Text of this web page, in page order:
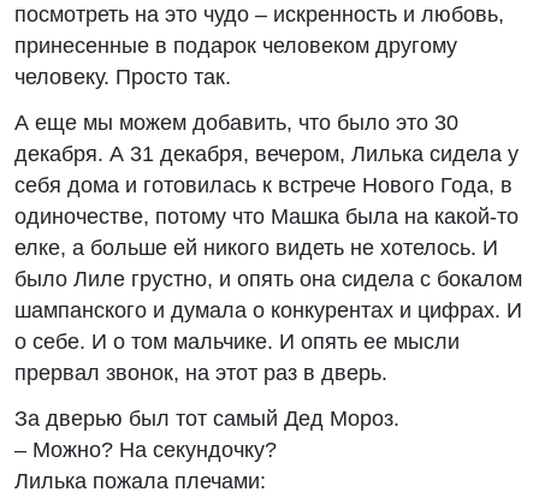
посмотреть на это чудо – искренность и любовь,
принесенные в подарок человеком другому
человеку. Просто так.
А еще мы можем добавить, что было это 30
декабря. А 31 декабря, вечером, Лилька сидела у
себя дома и готовилась к встрече Нового Года, в
одиночестве, потому что Машка была на какой-то
елке, а больше ей никого видеть не хотелось. И
было Лиле грустно, и опять она сидела с бокалом
шампанского и думала о конкурентах и цифрах. И
о себе. И о том мальчике. И опять ее мысли
прервал звонок, на этот раз в дверь.
За дверью был тот самый Дед Мороз.
– Можно? На секундочку?
Лилька пожала плечами: